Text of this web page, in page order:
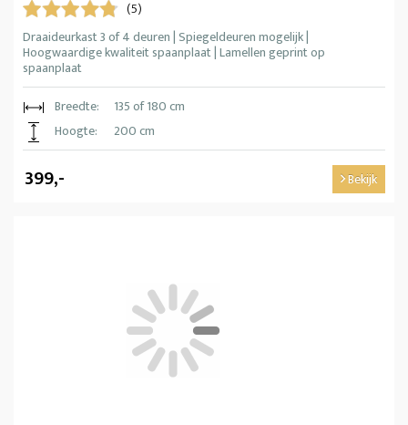
(5)
Draaideurkast 3 of 4 deuren | Spiegeldeuren mogelijk |
Hoogwaardige kwaliteit spaanplaat | Lamellen geprint op
spaanplaat
Breedte:
135 of 180 cm
Hoogte:
200 cm
399,- Bekijk